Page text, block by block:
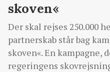
skoven«
Der skal rejses 250.000
partnerskab står bag
skoven«. En
regeringens